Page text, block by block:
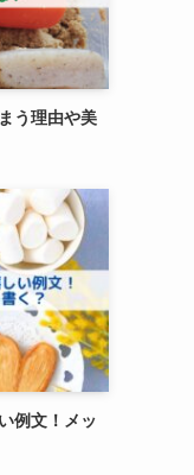
う理由や美
例文！メッ